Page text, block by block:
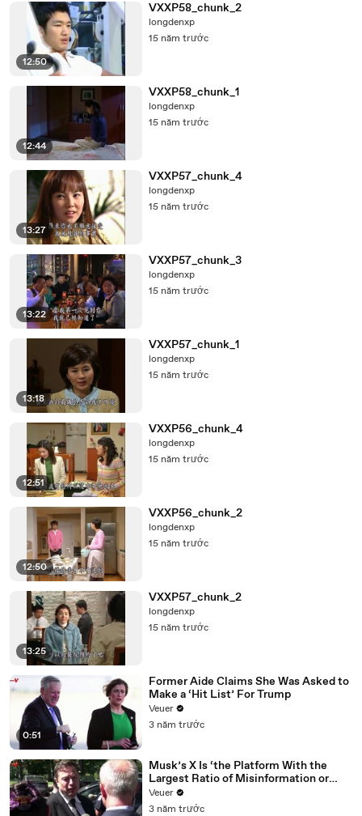
12:50
VXXP58_chunk_2
longdenxp
15 năm trước
12:44
VXXP58_chunk_1
longdenxp
15 năm trước
13:27
VXXP57_chunk_4
longdenxp
15 năm trước
13:22
VXXP57_chunk_3
longdenxp
15 năm trước
13:18
VXXP57_chunk_1
longdenxp
15 năm trước
12:51
VXXP56_chunk_4
longdenxp
15 năm trước
12:50
VXXP56_chunk_2
longdenxp
15 năm trước
13:25
VXXP57_chunk_2
longdenxp
15 năm trước
0:51
Former Aide Claims She Was Asked to
Make a ‘Hit List’ For Trump
Veuer
3 năm trước
Musk’s X Is ‘the Platform With the
Largest Ratio of Misinformation or
Disinformation’ Amongst All Social
Media Platforms
Veuer
3 năm trước